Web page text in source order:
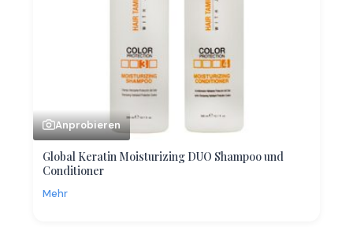
Anprobieren
Global Keratin Moisturizing DUO Shampoo und
Conditioner
Mehr